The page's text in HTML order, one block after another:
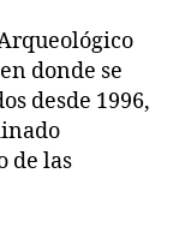
donde se
desde 1996,
de las